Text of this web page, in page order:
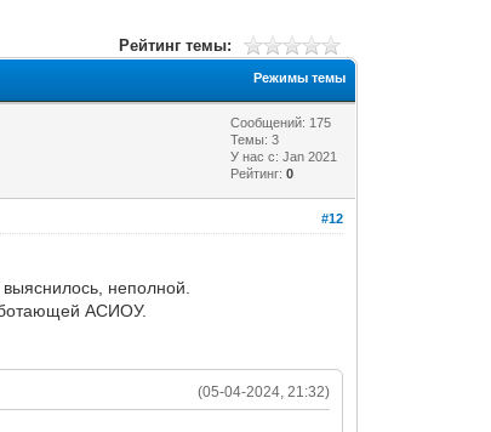
Рейтинг темы:
Режимы темы
Сообщений: 175
Темы: 3
У нас с: Jan 2021
Рейтинг:0
#12
неполной.
АСИОУ.
(05-04-2024, 21:32)